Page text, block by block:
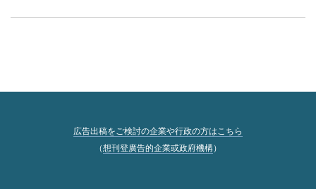
広告出稿をご検討の企業や行政の方はこちら
（想刊登廣告的企業或政府機構）